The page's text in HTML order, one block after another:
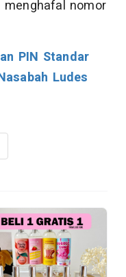
nomor
PIN Standar
Ludes